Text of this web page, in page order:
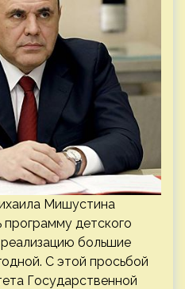
Мишустина
детского
большие
С этой просьбой
Государственной